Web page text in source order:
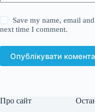
Save my name, email
next time I comment.
Опублікувати
Про сайт